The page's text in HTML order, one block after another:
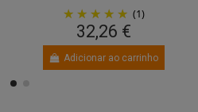
(1)
32,26 €
Adicionar ao carrinho